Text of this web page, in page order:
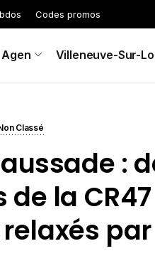
Codes promos
Agen Villeneuve-Sur-
Classé
:
la CR47